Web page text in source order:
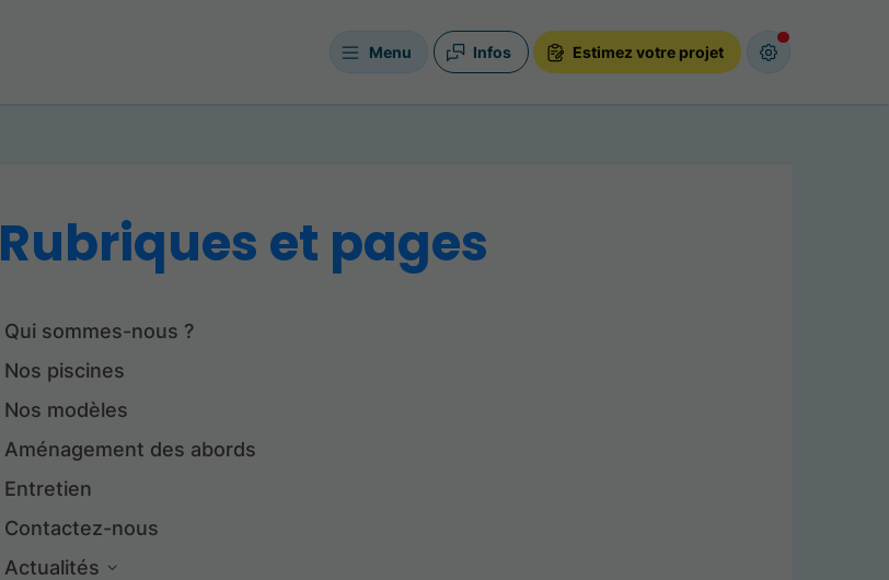
Menu Infos Estimez votre projet
Rubriques et pages
Qui sommes-nous ?
Nos piscines
Nos modèles
Aménagement des abords
Entretien
Contactez-nous
Actualités